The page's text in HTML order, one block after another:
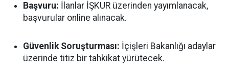
Başvuru: İlanlar İŞKUR üzerinden yayımlanacak,
başvurular online alınacak.
Güvenlik Soruşturması: İçişleri Bakanlığı adaylar
üzerinde titiz bir tahkikat yürütecek.